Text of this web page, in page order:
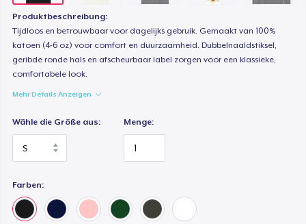
Produktbeschreibung:
Tijdloos en betrouwbaar voor dagelijks gebruik. Gemaakt van 100%
katoen (4-6 oz) voor comfort en duurzaamheid. Dubbelnaaldstiksel,
geribde ronde hals en afscheurbaar label zorgen voor een klassieke,
comfortabele look.
Mehr Details Anzeigen
Wähle die Größe aus: Menge:
Farben:
Mug
14,99 $
Unisex Classic Crewneck Sweatshirt
Kids Classic Pullover Hoodie